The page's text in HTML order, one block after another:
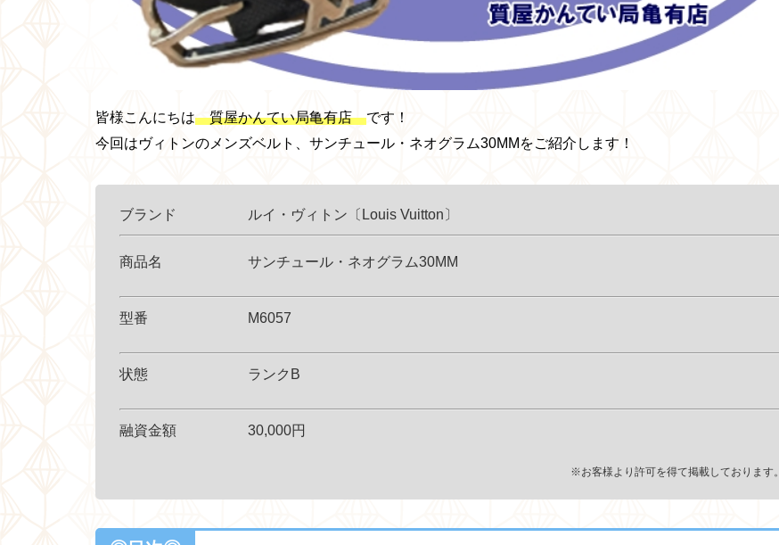
皆様こんにちは質屋かんてい局亀有店です！
今回はヴィトンのメンズベルト、サンチュール・ネオグラム30MMをご紹介します！
ブランド ルイ・ヴィトン〔Louis Vuitton〕
商品名 サンチュール・ネオグラム30MM
型番 M6057
状態 ランクB
融資金額 30,000円
※お客様より許可を得て掲載しております。